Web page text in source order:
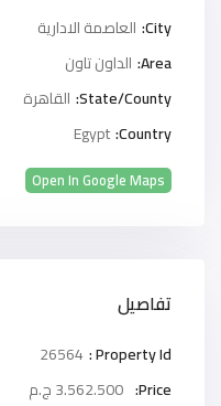
City: العاصمة الادارية
Area: الداون تاون
State/County: القاهرة
Country:
Egypt
Open In Google Maps
تفاصيل
Property Id :
26564
Price: 3.562.500 ج.م